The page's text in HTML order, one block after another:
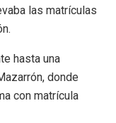
las matrículas
hasta una
donde
con matrícula